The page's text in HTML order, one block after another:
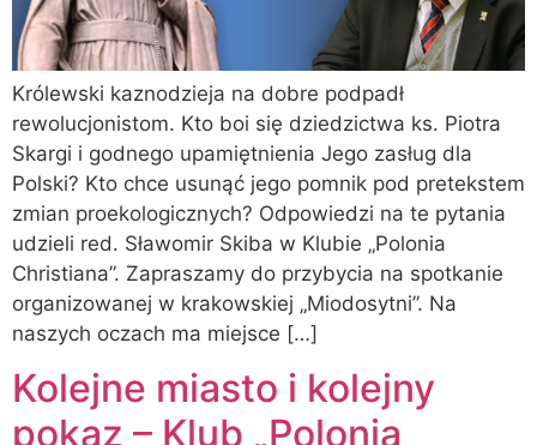
Królewski kaznodzieja na dobre podpadł
rewolucjonistom. Kto boi się dziedzictwa ks. Piotra
Skargi i godnego upamiętnienia Jego zasług dla
Polski? Kto chce usunąć jego pomnik pod pretekstem
zmian proekologicznych? Odpowiedzi na te pytania
udzieli red. Sławomir Skiba w Klubie „Polonia
Christiana”. Zapraszamy do przybycia na spotkanie
organizowanej w krakowskiej „Miodosytni”. Na
naszych oczach ma miejsce […]
Kolejne miasto i kolejny
pokaz – Klub „Polonia